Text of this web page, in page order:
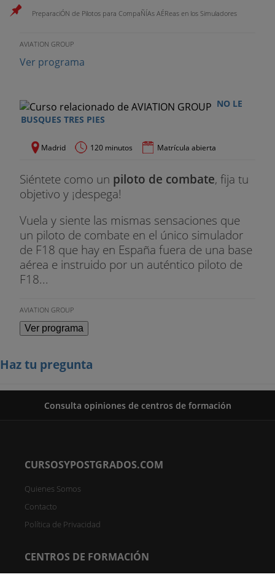
PreparaciÓN de Pilotos para CompaÑÍAs AÉReas en los Simuladores
AVIATION GROUP
Ver programa
NO LE
BUSQUES TRES PIES
Madrid 120 minutos Matrícula abierta
Siéntete como un piloto de combate, fija tu
objetivo y ¡despega!
Vuela y siente las mismas sensaciones que
un piloto de combate en el único simulador
de F18 que hay en España fuera de una base
aérea e instruido por un auténtico piloto de
F18...
AVIATION GROUP
Ver programa
Haz tu pregunta
Consulta opiniones de centros de formación
CURSOSYPOSTGRADOS.COM
Quienes Somos
Contacto
Política de Privacidad
CENTROS DE FORMACIÓN